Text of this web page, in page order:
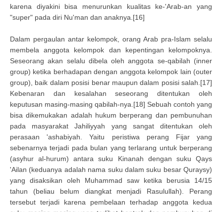
karena diyakini bisa menurunkan kualitas ke-'Arab-an yang
"super" pada diri Nu'man dan anaknya.[16]
Dalam pergaulan antar kelompok, orang Arab pra-Islam selalu
membela anggota kelompok dan kepentingan kelompoknya.
Seseorang akan selalu dibela oleh anggota se-qabilah (inner
group) ketika berhadapan dengan anggota kelompok lain (outer
group), baik dalam posisi benar maupun dalam posisi salah.[17]
Kebenaran dan kesalahan seseorang ditentukan oleh
keputusan masing-masing qabilah-nya.[18] Sebuah contoh yang
bisa dikemukakan adalah hukum berperang dan pembunuhan
pada masyarakat Jahiliyyah yang sangat ditentukan oleh
perasaan 'ashabiyah. Yaitu peristiwa perang Fijar yang
sebenarnya terjadi pada bulan yang terlarang untuk berperang
(asyhur al-hurum) antara suku Kinanah dengan suku Qays
'Ailan (keduanya adalah nama suku dalam suku besar Quraysy)
yang disaksikan oleh Muhammad saw ketika berusia 14/15
tahun (beliau belum diangkat menjadi Rasulullah). Perang
tersebut terjadi karena pembelaan terhadap anggota kedua